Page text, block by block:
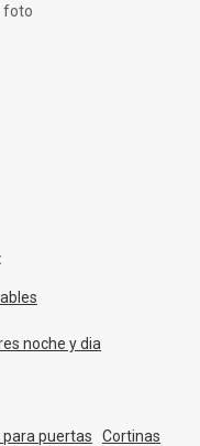
foto
noche y dia
puertas
Cortinas